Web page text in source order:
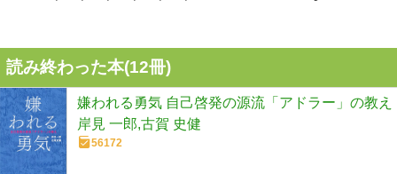
読み終わった本(12冊)
嫌われる勇気 自己啓発の源流「アドラー」の教え
岸見 一郎,古賀 史健
56172